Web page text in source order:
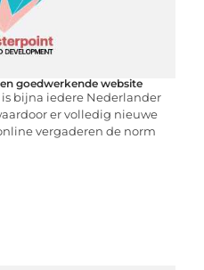
goedwerkende website
bijna iedere Nederlander
er volledig nieuwe
vergaderen de norm